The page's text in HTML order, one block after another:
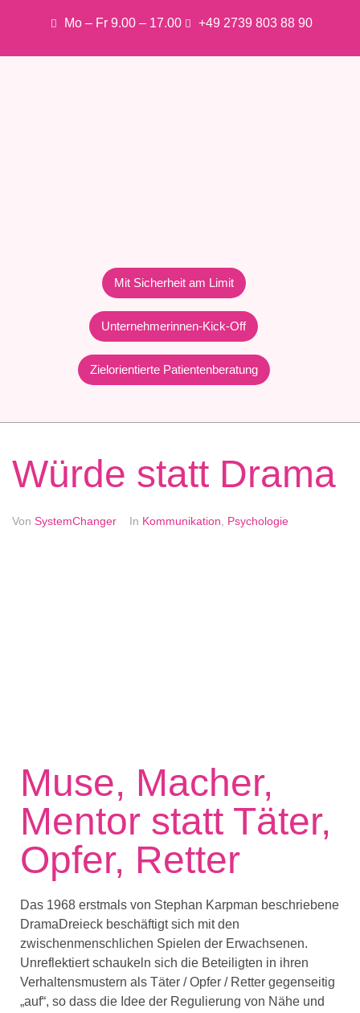
Mo – Fr 9.00 – 17.00 +49 2739 803 88 90
Mit Sicherheit am Limit
Unternehmerinnen-Kick-Off
Zielorientierte Patientenberatung
Würde statt Drama
Von SystemChanger In Kommunikation Psychologie
Muse, Macher,
Mentor statt Täter,
Opfer, Retter
Das 1968 erstmals von Stephan Karpman beschriebene
DramaDreieck beschäftigt sich mit den
zwischenmenschlichen Spielen der Erwachsenen.
Unreflektiert schaukeln sich die Beteiligten in ihren
Verhaltensmustern als Täter / Opfer / Retter gegenseitig
„auf“, so dass die Idee der Regulierung von Nähe und